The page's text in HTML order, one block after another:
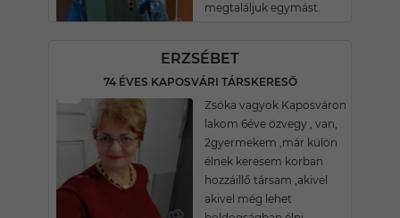
megtaláljuk egymást.
ERZSÉBET
74 ÉVES KAPOSVÁRI TÁRSKERESŐ
Zsóka vagyok Kaposváron
lakom 6éve özvegy , van,
2gyermekem ,már külön
élnek keresem korban
hozzáillő társam ,akivel
akivel még lehet